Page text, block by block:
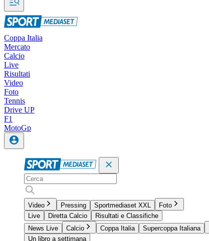
Coppa Italia
Mercato
Calcio
Live
Risultati
Video
Foto
Tennis
Drive UP
F1
MotoGp
Video Pressing Sportmediaset XXL
Foto
Live
Diretta Calcio
Risultati e Classifiche
News Live
Calcio Coppa Italia Supercoppa Italiana
Un libro a settimana